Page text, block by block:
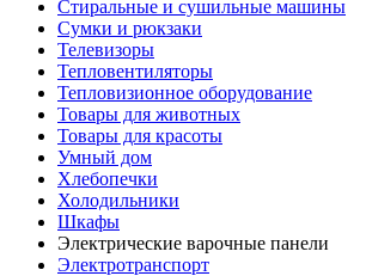
Стиральные и сушильные машины
Сумки и рюкзаки
Телевизоры
Тепловентиляторы
Тепловизионное оборудование
Товары для животных
Товары для красоты
Умный дом
Хлебопечки
Холодильники
Шкафы
Электрические варочные панели
Электротранспорт